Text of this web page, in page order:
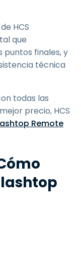
HCS
que
puntos finales, y
técnica
todas las
precio, HCS
Remote